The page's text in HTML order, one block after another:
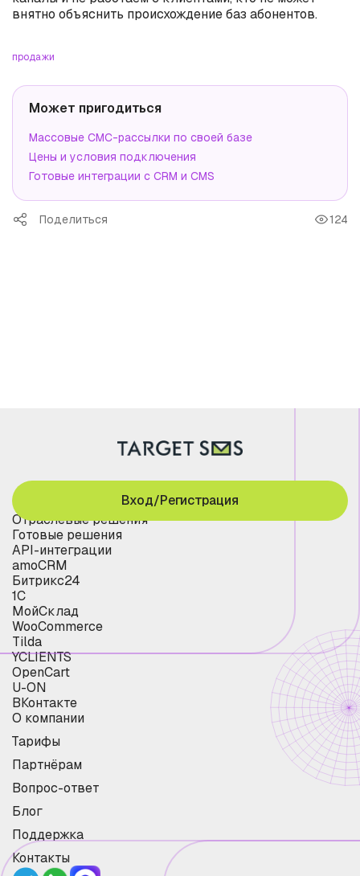
внятно объяснить происхождение баз абонентов.
продажи
Может пригодиться
Массовые СМС-рассылки по своей базе
Цены и условия подключения
Готовые интеграции с CRM и CMS
Поделиться 124
Отраслевые решения
Готовые решения
API-интеграции
amoCRM
Битрикс24
1С
МойСклад
WooCommerce
Tilda
YCLIENTS
OpenCart
U-ON
ВКонтакте
О компании
Тарифы
Партнёрам
Вопрос-ответ
Блог
Поддержка
Контакты
Вход/Регистрация